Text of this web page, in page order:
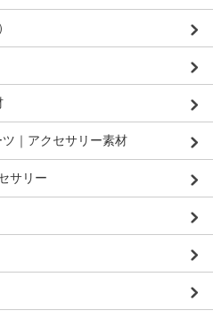
｜アクセサリー素材
サリー